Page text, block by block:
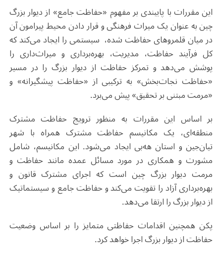
این مقررات با پایبندی بر مفهوم «حفاظت جامع» از دیوار بزرگ
چین به عنوان یک میراث فرهنگی و قرار دادن محیط پیرامون آن
در میان قلمروهای حفاظت‌ شده، سیستمی را ایجاد می‌کند که
کل فرآیند حفاظت، مدیریت، بهره‌برداری و میراث‌داری را
پوشش می‌دهد و تمرکز حفاظت از دیوار بزرگ را در مسیر
«حفاظت نجات‌بخش» به ترکیبی از «حفاظت پیشگیرانه» و
«مرمت مبتنی بر تحقیق» پیش می‌برد.
بر اساس این مقررات به منظور ترویج حفاظت مشترک
منطقه‌ای، یک مکانیسم حفاظت مشترک همراه با شهر
تیان‌جین و استان هه‌بی ایجاد می‌شود. این مکانیسم، شامل
مشورت و همکاری در مورد مسائل عمده‌ مانند حفاظت و
مرمت دیوار بزرگ چین است که اجرای مشترک قانون و
بهره‌برداری آزاد را تقویت می‌کند و حفاظت جامع و سیستماتیک
از دیوار بزرگ را ارتقا می‌دهد.
پکن همچنین اقدامات حفاظتی متمایز را بر اساس وضعیت
حفاظت از دیوار بزرگ اجرا خواهد کرد.